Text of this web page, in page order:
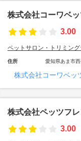
株式会社コーワベ
3.00
ペットサロン・トリミング
住所 愛知県あま市
株式会社コーワベッ
株式会社ペッツフ
3.00